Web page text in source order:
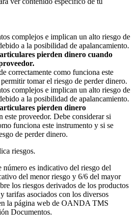
complejos e implican un alto riesgo de
a la posibilidad de apalancamiento.
pierden dinero cuando
correctamente como funciona este
tomar el riesgo de perder dinero.
complejos e implican un alto riesgo de
a la posibilidad de apalancamiento.
pierden dinero
este proveedor. Debe considerar si
funciona este instrumento y si se
de perder dinero.
riesgos.
número es indicativo del riesgo del
del menor riesgo y 6/6 del mayor
los riesgos derivados de los productos
tarifas asociados con los diversos
la página web de OANDA TMS
Documentos.